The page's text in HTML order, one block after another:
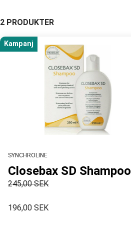
2 PRODUKTER
Kampanj
SYNCHROLINE
Closebax SD Shampoo
245,00 SEK
196,00 SEK